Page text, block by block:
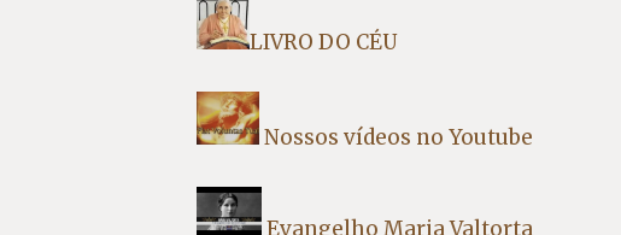
LIVRO DO CÉU
Nossos vídeos no Youtube
Evangelho Maria Valtorta